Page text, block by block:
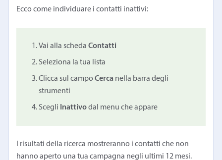
Ecco come individuare i contatti inattivi:
Vai alla schedaContatti
Seleziona la tua lista
Clicca sul campoCerca nella barra degli
strumenti
Scegli Inattivodal menu che appare
I risultati della ricerca mostreranno i contatti che non
hanno aperto una tua campagna negli ultimi 12 mesi.